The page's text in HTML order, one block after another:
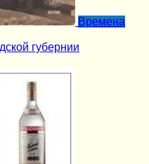
Времена
губернии